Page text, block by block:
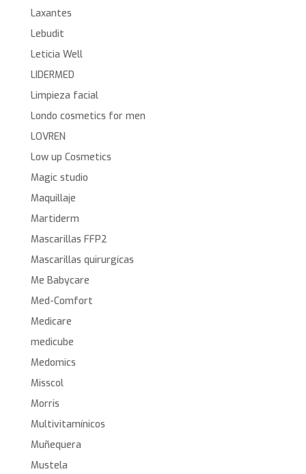
Laxantes
Lebudit
Leticia Well
LIDERMED
Limpieza facial
Londo cosmetics for men
LOVREN
Low up Cosmetics
Magic studio
Maquillaje
Martiderm
Mascarillas FFP2
Mascarillas quirurgícas
Me Babycare
Med-Comfort
Medicare
medicube
Medomics
Misscol
Morris
Multivitamínicos
Muñequera
Mustela